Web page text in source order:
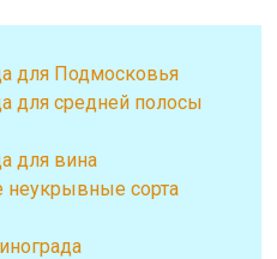
для Подмосковья
для средней полосы
для вина
неукрывные сорта